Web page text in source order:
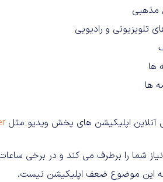
تلویزیونی و رادیویی
ها
ها
آنلاین اپلیکیشن های پخش ویدیو مثل
نیاز شما را برطرف می کند و در برخی
این موضوع ضعف اپلیکیشن نیست.